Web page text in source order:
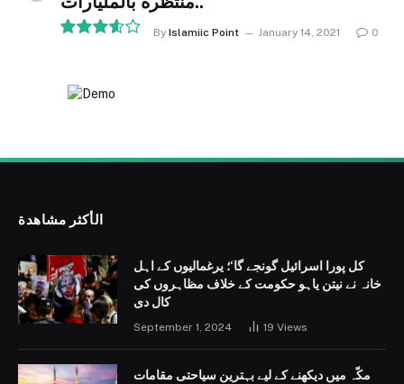
By Islamiic Point January 14, 2021 0
الأكثر مشاهدة
کل پورا اسرائیل گونجے گا‘؛ یرغمالیوں کے اہل
خانہ نے نیتن یاہو حکومت کے خلاف مظاہروں کی
کال دی
September 1, 2024 19 Views
مکّہ میں دیکھنے کے لیے بہترین سیاحتی مقامات